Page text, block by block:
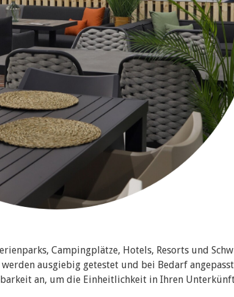
Campingplätze, Hotels, Resorts und
ausgiebig getestet und bei Bedarf
an, um die Einheitlichkeit in Ihren